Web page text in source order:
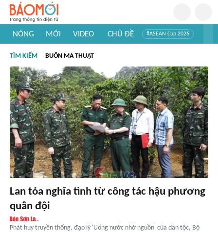
NÓNG MỚI VIDEO CHỦ ĐỀ #ASEAN Cup 2026
#Khám phá thế giới
TÌM KIẾM BUÔN MA THUẬT
Lan tỏa nghĩa tình từ công tác hậu phương
quân đội
Phát huy truyền thống, đạo lý 'Uống nước nhớ nguồn' của dân tộc, Bộ